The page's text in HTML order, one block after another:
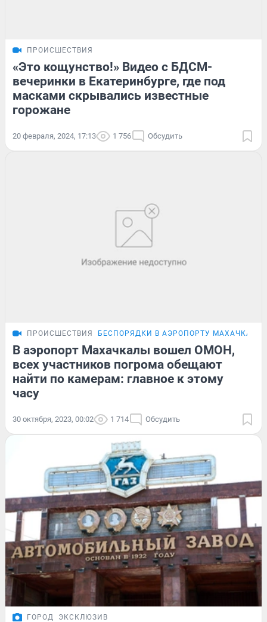
ПРОИСШЕСТВИЯ
«Это кощунство!» Видео с БДСМ-
вечеринки в Екатеринбурге, где под
масками скрывались известные
горожане
20 февраля, 2024, 17:13 1 756 Обсудить
ПРОИСШЕСТВИЯ БЕСПОРЯДКИ В АЭРОПОРТУ МАХАЧКАЛЫ
В аэропорт Махачкалы вошел ОМОН,
всех участников погрома обещают
найти по камерам: главное к этому
часу
30 октября, 2023, 00:02 1 714 Обсудить
ГОРОД ЭКСКЛЮЗИВ